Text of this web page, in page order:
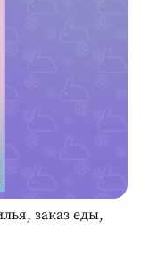
заказ еды,